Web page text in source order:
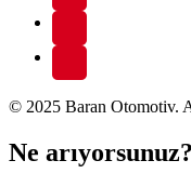
© 2025 Baran Otomotiv.
Ne arıyorsunuz?